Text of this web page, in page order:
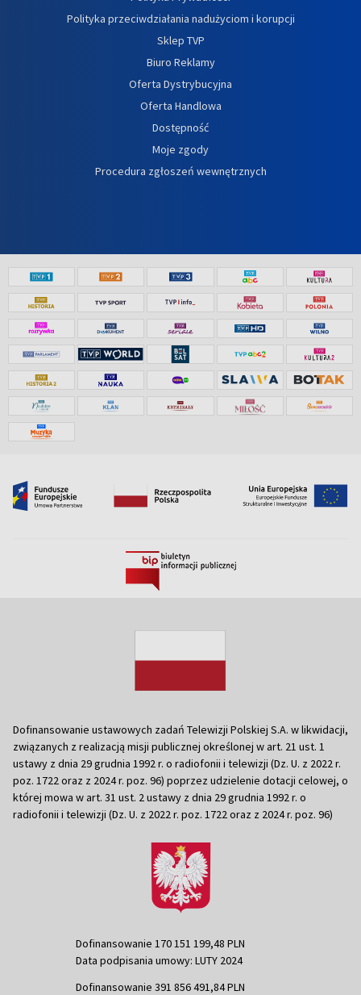
Polityka przeciwdziałania nadużyciom i korupcji
Sklep TVP
Biuro Reklamy
Oferta Dystrybucyjna
Oferta Handlowa
Dostępność
Moje zgody
Procedura zgłoszeń wewnętrznych
Dofinansowanie ustawowych zadań Telewizji Polskiej S.A. w likwidacji,
związanych z realizacją misji publicznej określonej w art. 21 ust. 1
ustawy z dnia 29 grudnia 1992 r. o radiofonii i telewizji (Dz. U. z 2022 r.
poz. 1722 oraz z 2024 r. poz. 96) poprzez udzielenie dotacji celowej, o
której mowa w art. 31 ust. 2 ustawy z dnia 29 grudnia 1992 r. o
radiofonii i telewizji (Dz. U. z 2022 r. poz. 1722 oraz z 2024 r. poz. 96)
Dofinansowanie 170 151 199,48 PLN
Data podpisania umowy: LUTY 2024
Dofinansowanie 391 856 491,84 PLN